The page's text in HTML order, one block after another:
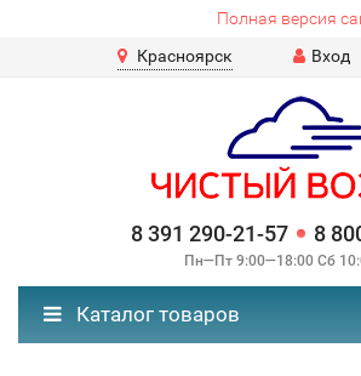
Полная версия
Красноярск
Вход
8 391 290-21-57 8
Пн—Пт 9:00—18:00 Сб
Каталог товаров